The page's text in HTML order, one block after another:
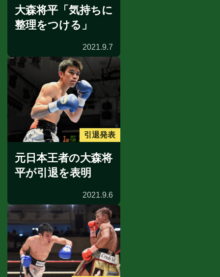
大森将平「気持ちに
整理をつける」
2021.9.7
引退発表
元日本王者の大森将
平が引退を表明
2021.9.6